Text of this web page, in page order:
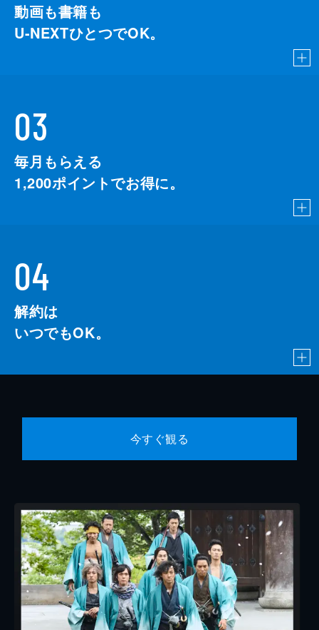
動画も書籍も
U-NEXTひとつでOK。
03
毎月もらえる
1,200ポイントでお得に。
04
解約は
いつでもOK。
今すぐ観る